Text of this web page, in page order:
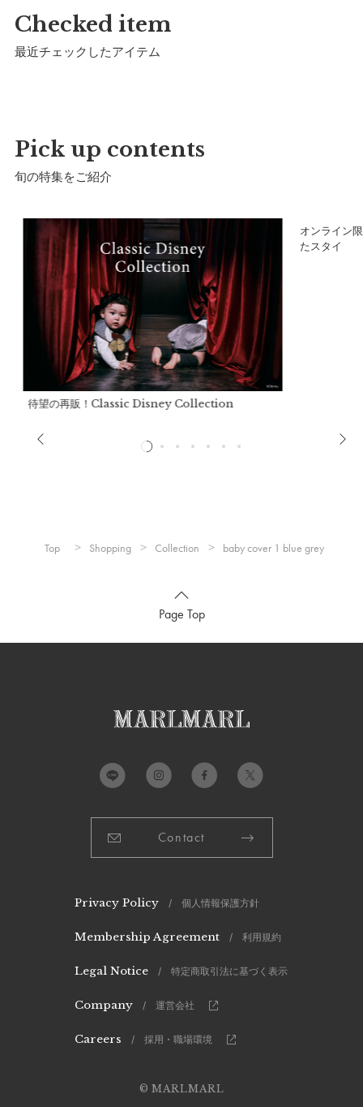
※色移りする事がありますので、淡色のものと分けて洗ってく
色する恐れがあります。
※この製品は素材の性質上、表面の毛羽が絡み合いピリング
ったら引っ張ろうとせず、小さなハサミで丁寧に取り除いて
Checked item
最近チェックしたアイテム
Pick up contents
旬の特集をご紹介
待望の再販！Classic Disney Collection
オンライン
たスタイ
Top Shopping Collection baby cover 1 blue grey
Page Top
Contact
Privacy Policy / 個人情報保護方針
Membership Agreement / 利用規約
Legal Notice / 特定商取引法に基づく表示
Company / 運営会社
Careers / 採用・職場環境
© MARLMARL